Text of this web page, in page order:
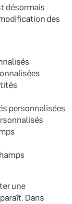
désormais
des
personnalisées
une
Dans